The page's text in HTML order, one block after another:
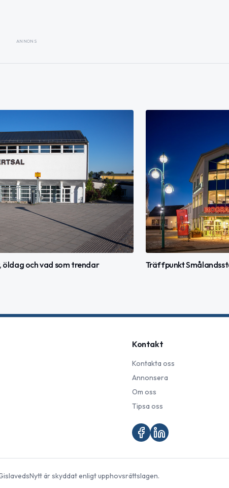
ANNONS
och vad som trendar Träffpunkt
Kontakt
Kontakta oss
Annonsera
Om oss
Tipsa oss
är skyddat enligt upphovsrättslagen.